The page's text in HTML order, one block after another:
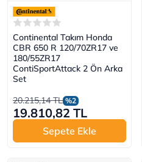
Continental Takım Honda
CBR 650 R 120/70ZR17 ve
180/55ZR17
ContiSportAttack 2 Ön Arka
Set
20.215,14 TL %2
19.810,82 TL
Sepete Ekle